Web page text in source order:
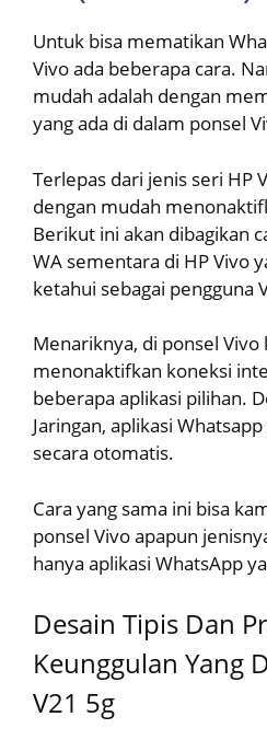
Untuk bisa mematikan
Vivo ada beberapa cara.
mudah adalah dengan
yang ada di dalam ponsel
Terlepas dari jenis seri HP
dengan mudah
Berikut ini akan dibagikan
WA sementara di HP Vivo
ketahui sebagai pengguna
Menariknya, di ponsel Vivo
menonaktifkan koneksi
beberapa aplikasi pilihan.
Jaringan, aplikasi
secara otomatis.
Cara yang sama ini bisa
ponsel Vivo apapun
hanya aplikasi WhatsApp
Desain Tipis Dan
Keunggulan Yang
V21 5g